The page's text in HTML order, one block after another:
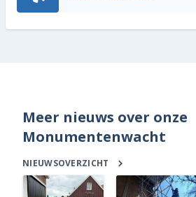
Meer nieuws over onze
Monumentenwacht
NIEUWSOVERZICHT